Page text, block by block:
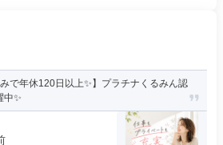
で年休120日以上✨】プラチナくるみん認
中✨